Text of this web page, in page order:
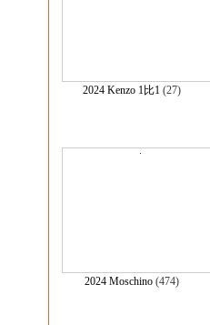
2024 Kenzo 1比1 (27)
2024 Moschino (474)